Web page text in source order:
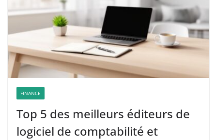
FINANCE
Top 5 des meilleurs éditeurs de
logiciel de comptabilité et